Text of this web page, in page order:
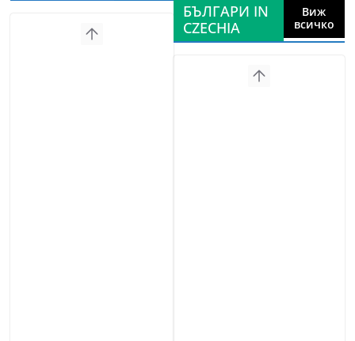
БЪЛГАРИ IN
CZECHIA
Виж
всичко